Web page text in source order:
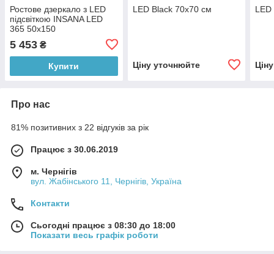
Ростове дзеркало з LED
підсвіткою INSANA LED
365 50х150
5 453 ₴
Купити
LED Black 70х70 см
Ціну уточнюйте
Про нас
81% позитивних з 22 відгуків за рік
Працює з 30.06.2019
м. Чернігів
вул. Жабінського 11, Чернігів, Україна
Контакти
Сьогодні працює з 08:30 до 18:00
Показати весь графік роботи